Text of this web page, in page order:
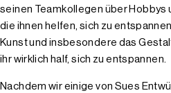
seinen Teamkollegen über Hobbys
die ihnen helfen, sich zu
Kunst und insbesondere das
ihr wirklich half, sich zu entspannen.
Nachdem wir einige von Sues